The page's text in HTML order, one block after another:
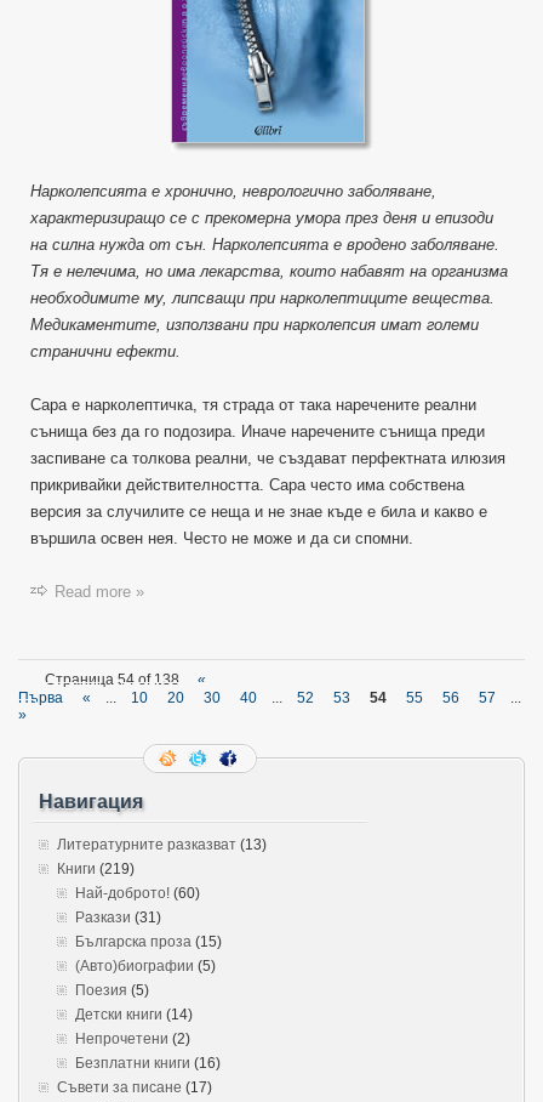
Нарколепсията е хронично, неврологично заболяване,
характеризиращо се с прекомерна умора през деня и епизоди
на силна нужда от сън. Нарколепсията е вродено заболяване.
Тя е нелечима, но има лекарства, които набавят на организма
необходимите му, липсващи при нарколептиците вещества.
Медикаментите, използвани при нарколепсия имат големи
странични ефекти.
Сара е нарколептичка, тя страда от така наречените реални
сънища без да го подозира. Иначе наречените сънища преди
заспиване са толкова реални, че създават перфектната илюзия
прикривайки действителността. Сара често има собствена
версия за случилите се неща и не знае къде е била и какво е
вършила освен нея. Често не може и да си спомни.
Read more »
Страница 54 of 138
«
Първа
« ... 10 20 30 40 ... 52 53 54 55 56 57 ...
»
Навигация
Литературните разказват (13)
Книги (219)
Най-доброто! (60)
Разкази (31)
Българска проза (15)
(Авто)биографии (5)
Поезия (5)
Детски книги (14)
Непрочетени (2)
Безплатни книги (16)
Съвети за писане (17)